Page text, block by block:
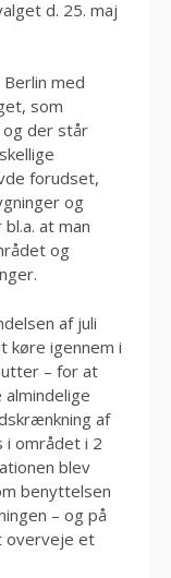
d. 25. maj
med
som
der står
forudset,
og
at man
og
af juli
køre igennem i
– for at
af
området i 2
blev
benyttelsen
– og på
overveje et